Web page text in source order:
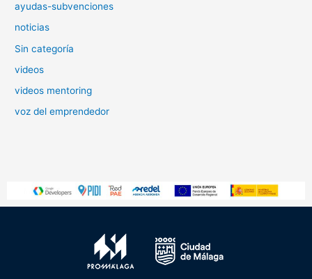
ayudas-subvenciones
noticias
Sin categoría
videos
videos mentoring
voz del emprendedor